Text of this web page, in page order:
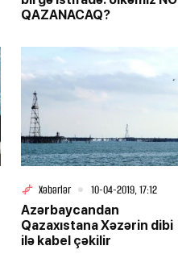
QAZANACAQ?
Xəbərlər
10-04-2019, 17:12
Azərbaycandan
Qazaxıstana Xəzərin dibi
ilə kabel çəkilir